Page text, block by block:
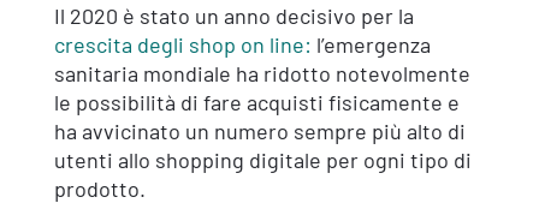
Il 2020 è stato un anno decisivo per la
crescita degli shop on line: l’emergenza
sanitaria mondiale ha ridotto notevolmente
le possibilità di fare acquisti fisicamente e
ha avvicinato un numero sempre più alto di
utenti allo shopping digitale per ogni tipo di
prodotto.